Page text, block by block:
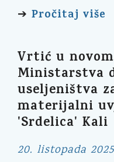
➔ Pročitaj više
Vrtić u
Ministarstva
useljeništva
materijalni
'Srdelica' Kali
20. listopada